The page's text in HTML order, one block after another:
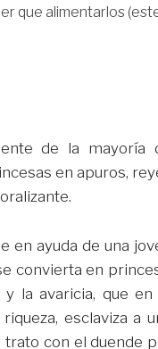
que alimentarlos
de la mayoría
en apuros,
en ayuda de una
convierta en
la avaricia, que en
esclaviza a
trato con el duende